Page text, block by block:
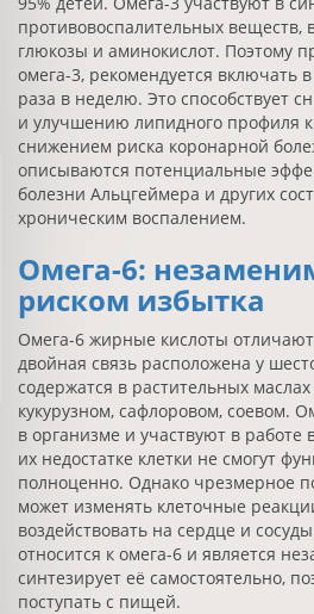
противовоспалительных веществ,
глюкозы и аминокислот. Поэтому
омега-3, рекомендуется включать
раза в неделю. Это способствует
и улучшению липидного профиля
снижением риска коронарной
описываются потенциальные
болезни Альцгеймера и других
хроническим воспалением.
Омега-6:
риском избытка
Омега-6 жирные кислоты
двойная связь расположена у
содержатся в растительных
кукурузном, сафлоровом, соевом.
в организме и участвуют в работе
их недостатке клетки не смогут
полноценно. Однако чрезмерное
может изменять клеточные
воздействовать на сердце и
относится к омега-6 и является
синтезирует её самостоятельно,
поступать с пищей.